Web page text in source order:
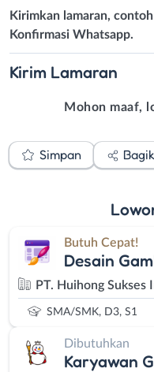
Kirimkan lamaran,
Konfirmasi Whatsapp.
Kirim Lamaran
Mohon maaf,
Simpan
Butuh Cepat!
Desain
PT. Huihong Sukses
SMA/SMK, D3, S1
Dibutuhkan
Karyawan